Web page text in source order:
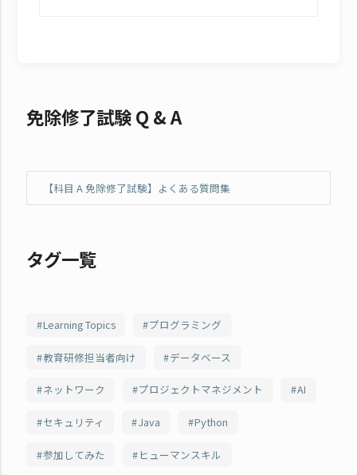
免除修了試験 Q & A
【科目 A 免除修了試験】よくある質問集
タグ一覧
Learning Topics プログラミング
教育研修担当者向け データベース
ネットワーク プロジェクトマネジメント AI
セキュリティ Java Python
参加してみた ヒューマンスキル